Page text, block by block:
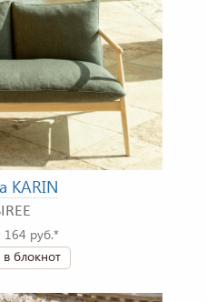
KARIN
164 руб.*
блокнот